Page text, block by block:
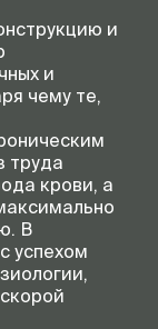
и
и
чему те,
труда
крови, а
В
успехом